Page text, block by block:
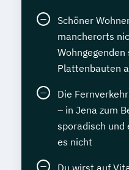
Schöner
mancherorts
Wohngegenden
Plattenbauten
Die
– in Jena zum
sporadisch und
es nicht
Du wirst auf